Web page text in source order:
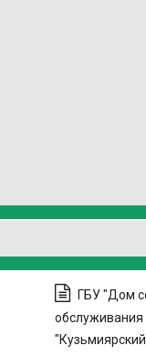
ГБУ "Дом
обслуживания